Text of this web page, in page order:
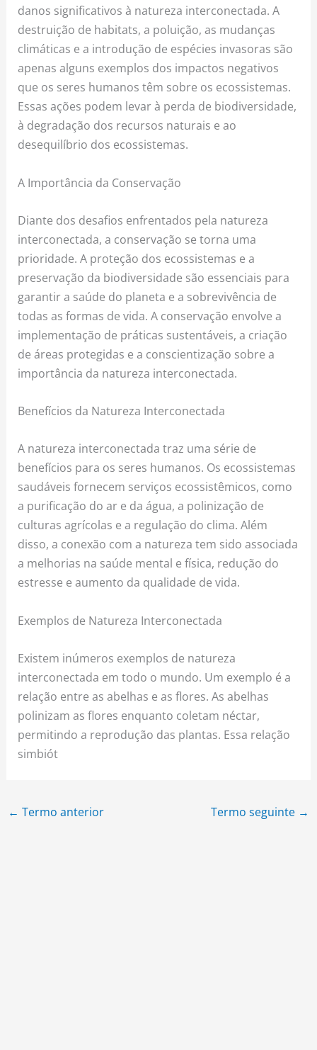
danos significativos à natureza interconectada. A
destruição de habitats, a poluição, as mudanças
climáticas e a introdução de espécies invasoras são
apenas alguns exemplos dos impactos negativos
que os seres humanos têm sobre os ecossistemas.
Essas ações podem levar à perda de biodiversidade,
à degradação dos recursos naturais e ao
desequilíbrio dos ecossistemas.
A Importância da Conservação
Diante dos desafios enfrentados pela natureza
interconectada, a conservação se torna uma
prioridade. A proteção dos ecossistemas e a
preservação da biodiversidade são essenciais para
garantir a saúde do planeta e a sobrevivência de
todas as formas de vida. A conservação envolve a
implementação de práticas sustentáveis, a criação
de áreas protegidas e a conscientização sobre a
importância da natureza interconectada.
Benefícios da Natureza Interconectada
A natureza interconectada traz uma série de
benefícios para os seres humanos. Os ecossistemas
saudáveis fornecem serviços ecossistêmicos, como
a purificação do ar e da água, a polinização de
culturas agrícolas e a regulação do clima. Além
disso, a conexão com a natureza tem sido associada
a melhorias na saúde mental e física, redução do
estresse e aumento da qualidade de vida.
Exemplos de Natureza Interconectada
Existem inúmeros exemplos de natureza
interconectada em todo o mundo. Um exemplo é a
relação entre as abelhas e as flores. As abelhas
polinizam as flores enquanto coletam néctar,
permitindo a reprodução das plantas. Essa relação
simbiót
← Termo anterior Termo seguinte →